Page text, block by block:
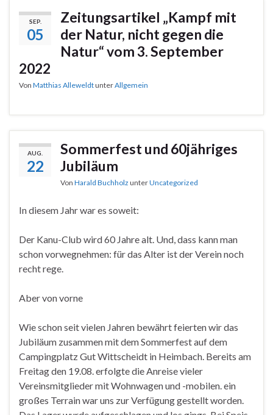
SEP.
05
Zeitungsartikel „Kampf mit
der Natur, nicht gegen die
Natur“ vom 3. September
2022
Von Matthias AlleweldtunterAllgemein
AUG.
22
Sommerfest und 60jähriges
Jubiläum
Von Harald Buchholz unterUncategorized
In diesem Jahr war es soweit:
Der Kanu-Club wird 60 Jahre alt. Und, dass kann man
schon vorwegnehmen: für das Alter ist der Verein noch
recht rege.
Aber von vorne
Wie schon seit vielen Jahren bewährt feierten wir das
Jubiläum zusammen mit dem Sommerfest auf dem
Campingplatz Gut Wittscheidt in Heimbach. Bereits am
Freitag den 19.08. erfolgte die Anreise vieler
Vereinsmitglieder mit Wohnwagen und -mobilen. ein
großes Terrain war uns zur Verfügung gestellt worden.